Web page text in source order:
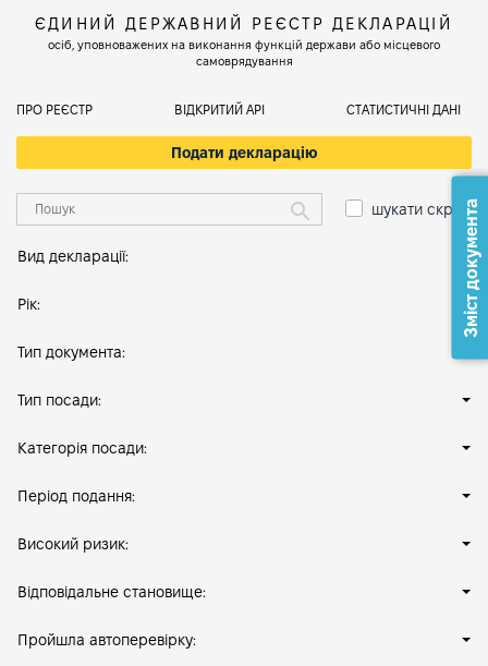
ЄДИНИЙ ДЕРЖАВНИЙ РЕЄСТР ДЕКЛАРАЦІЙ
осіб, уповноважених на виконання функцій держави або місцевого
самоврядування
ПРО РЕЄСТР ВІДКРИТИЙ АРІ СТАТИСТИЧНІ ДАНІ
Подати декларацію
шукати скрізь
Вид декларації:
Рік:
Тип документа:
Тип посади:
Категорія посади:
Період подання:
Високий ризик:
Відповідальне становище:
Пройшла автоперевірку:
Зміст документа